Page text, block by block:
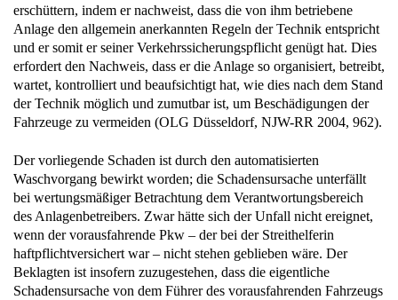
erschüttern, indem er nachweist, dass die von ihm betriebene
Anlage den allgemein anerkannten Regeln der Technik entspricht
und er somit er seiner Verkehrssicherungspflicht genügt hat. Dies
erfordert den Nachweis, dass er die Anlage so organisiert, betreibt,
wartet, kontrolliert und beaufsichtigt hat, wie dies nach dem Stand
der Technik möglich und zumutbar ist, um Beschädigungen der
Fahrzeuge zu vermeiden (OLG Düsseldorf, NJW-RR 2004, 962).
Der vorliegende Schaden ist durch den automatisierten
Waschvorgang bewirkt worden; die Schadensursache unterfällt
bei wertungsmäßiger Betrachtung dem Verantwortungsbereich
des Anlagenbetreibers. Zwar hätte sich der Unfall nicht ereignet,
wenn der vorausfahrende Pkw – der bei der Streithelferin
haftpflichtversichert war – nicht stehen geblieben wäre. Der
Beklagten ist insofern zuzugestehen, dass die eigentliche
Schadensursache von dem Führer des vorausfahrenden Fahrzeugs